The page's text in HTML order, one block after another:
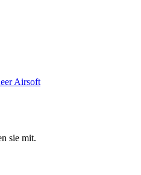
sie mit.